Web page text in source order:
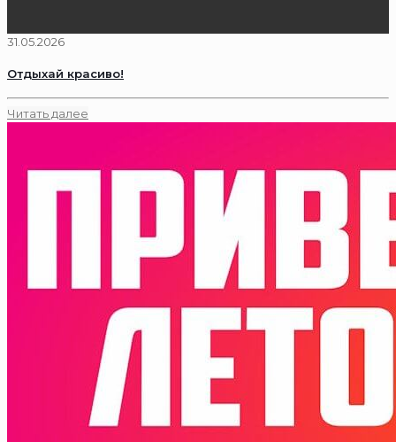
31.05.2026
Отдыхай красиво!
Читать далее